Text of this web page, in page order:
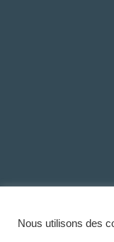
Nous utilisons des